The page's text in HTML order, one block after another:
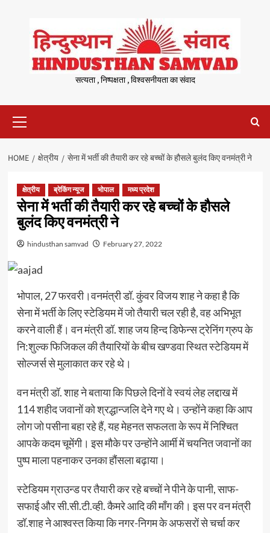
content
सत्यता , निष्पक्षता , विश्वसनीयता का संवाद
Menu
HOME क्षेत्रीय सेना में भर्ती की तैयारी कर रहे बच्चों के हौसले बुलंद किए वनमंत्री ने
क्षेत्रीय ब्रेकिंग न्यूज भोपाल मध्य प्रदेश
सेना में भर्ती की तैयारी कर रहे बच्चों के हौसले
बुलंद किए वनमंत्री ने
hindusthan samvad February 27, 2022
भोपाल, 27 फरवरी।वनमंत्री डॉ. कुंवर विजय शाह ने कहा है कि
सेना में भर्ती के लिए स्टेडियम में जो तैयारी चल रही है, वह अभिभूत
करने वाली हैं। वन मंत्री डॉ. शाह जय हिन्द डिफेन्स ट्रेनिंग ग्रुप के
नि:शुल्क फिजिकल की तैयारियों के बीच खण्डवा स्थित स्टेडियम में
सोल्जर्स से मुलाकात कर रहे थे।
वन मंत्री डॉ. शाह ने बताया कि पिछले दिनों वे स्वयं लेह लद्दाख में
114 शहीद जवानों को श्रद्धान्जलि देने गए थे। उन्होंने कहा कि आप
लोग जो पसीना बहा रहे हैं, यह मेहनत सफलता के रूप में निश्चित
आपके कदम चूमेंगी। इस मौके पर उन्होंने आर्मी में चयनित जवानों का
पुष्प माला पहनाकर उनका हौंसला बढ़ाया।
स्टेडियम ग्राउन्ड पर तैयारी कर रहे बच्चों ने पीने के पानी, साफ-
सफाई और सी.सी.टी.व्ही. कैमरे आदि की माँग की। इस पर वन मंत्री
डॉ.शाह ने आश्वस्त किया कि नगर-निगम के अफसरों से चर्चा कर